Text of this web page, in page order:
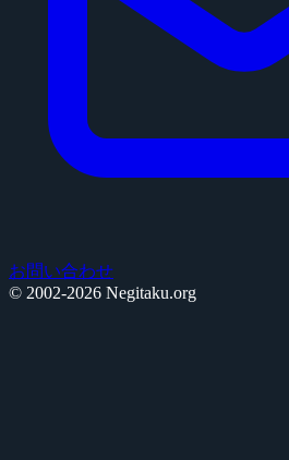
お問い合わせ
© 2002-2026 Negitaku.org